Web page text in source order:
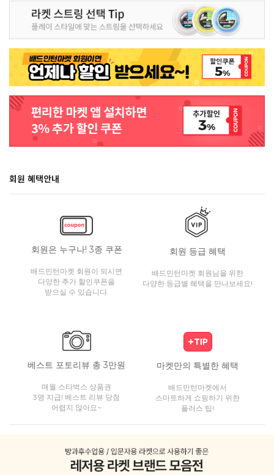
회원 혜택안내
회원은 누구나! 3종 쿠폰
배드민턴마켓 회원이 되시면
다양한 추가 할인쿠폰을
받으실 수 있습니다.
회원 등급 혜택
배드민턴마켓 회원님을 위한
다양한 등급별 혜택을 만나보세요!
베스트 포토리뷰 총 3만원
매월 스타벅스 상품권
3명 지급! 베스트 리뷰 당첨
어렵지 않아요~
마켓만의 특별한 혜택
배드민턴마켓에서
스마트하게 쇼핑하기 위한
플러스 팁!